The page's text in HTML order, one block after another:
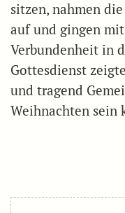
sitzen, nahmen
auf und gingen
Verbundenheit in
Gottesdienst
und tragend
Weihnachten sein